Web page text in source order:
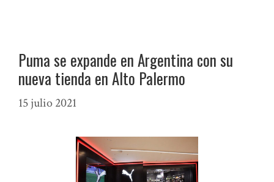
Puma se expande en Argentina con su
nueva tienda en Alto Palermo
15 julio 2021